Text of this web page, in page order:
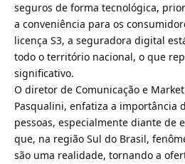
seguros de forma tecnológica,
a conveniência para os
licença S3, a seguradora digital
todo o território nacional, o que
significativo.
O diretor de Comunicação e
Pasqualini, enfatiza a importância
pessoas, especialmente diante de
que, na região Sul do Brasil,
são uma realidade, tornando a